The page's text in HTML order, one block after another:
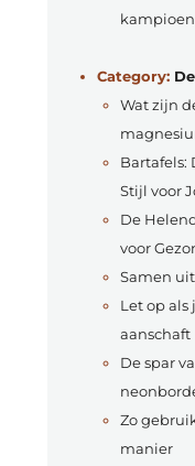
Category:
Wat zijn
Bartafels:
Stijl voor
De
voor
Samen
Let op als
aanschaft
De spar
Zo
manier